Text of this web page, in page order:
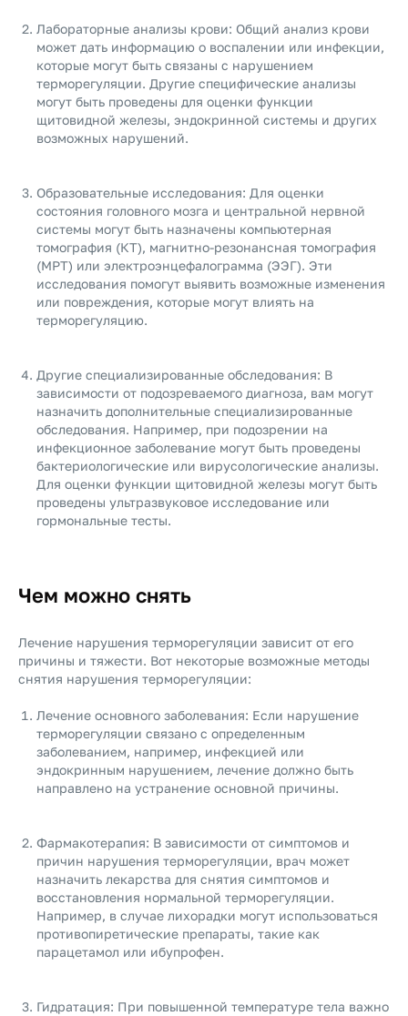
Лабораторные анализы крови: Общий анализ крови
может дать информацию о воспалении или инфекции,
которые могут быть связаны с нарушением
терморегуляции. Другие специфические анализы
могут быть проведены для оценки функции
щитовидной железы, эндокринной системы и других
возможных нарушений.
Образовательные исследования: Для оценки
состояния головного мозга и центральной нервной
системы могут быть назначены компьютерная
томография (КТ), магнитно-резонансная томография
(МРТ) или электроэнцефалограмма (ЭЭГ). Эти
исследования помогут выявить возможные изменения
или повреждения, которые могут влиять на
терморегуляцию.
Другие специализированные обследования: В
зависимости от подозреваемого диагноза, вам могут
назначить дополнительные специализированные
обследования. Например, при подозрении на
инфекционное заболевание могут быть проведены
бактериологические или вирусологические анализы.
Для оценки функции щитовидной железы могут быть
проведены ультразвуковое исследование или
гормональные тесты.
Чем можно снять
Лечение нарушения терморегуляции зависит от его
причины и тяжести. Вот некоторые возможные методы
снятия нарушения терморегуляции:
Лечение основного заболевания: Если нарушение
терморегуляции связано с определенным
заболеванием, например, инфекцией или
эндокринным нарушением, лечение должно быть
направлено на устранение основной причины.
Фармакотерапия: В зависимости от симптомов и
причин нарушения терморегуляции, врач может
назначить лекарства для снятия симптомов и
восстановления нормальной терморегуляции.
Например, в случае лихорадки могут использоваться
противопиретические препараты, такие как
парацетамол или ибупрофен.
Гидратация: При повышенной температуре тела важно